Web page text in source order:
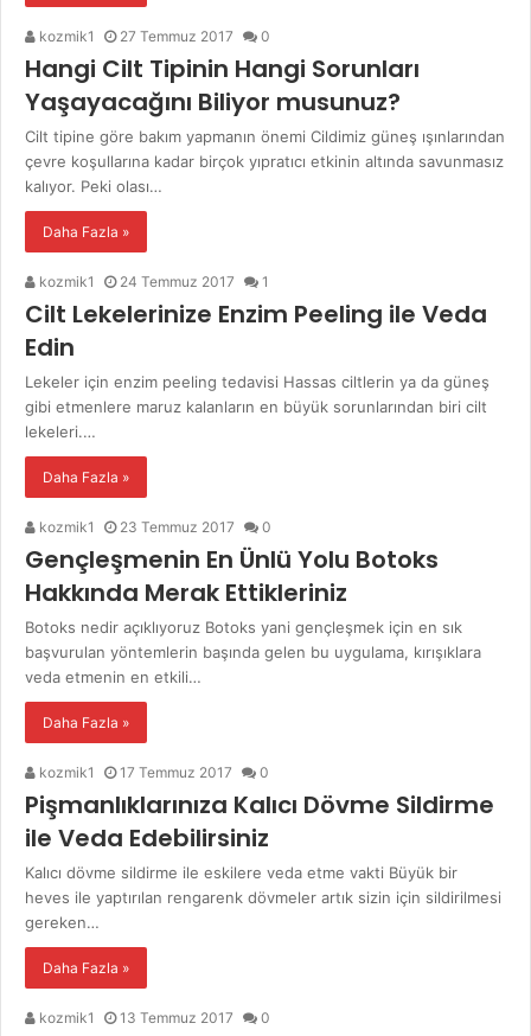
kozmik1 27 Temmuz 2017 0
Hangi Cilt Tipinin Hangi Sorunları
Yaşayacağını Biliyor musunuz?
Cilt tipine göre bakım yapmanın önemi Cildimiz güneş ışınlarından
çevre koşullarına kadar birçok yıpratıcı etkinin altında savunmasız
kalıyor. Peki olası…
Daha Fazla »
kozmik1 24 Temmuz 2017 1
Cilt Lekelerinize Enzim Peeling ile Veda
Edin
Lekeler için enzim peeling tedavisi Hassas ciltlerin ya da güneş
gibi etmenlere maruz kalanların en büyük sorunlarından biri cilt
lekeleri.…
Daha Fazla »
kozmik1 23 Temmuz 2017 0
Gençleşmenin En Ünlü Yolu Botoks
Hakkında Merak Ettikleriniz
Botoks nedir açıklıyoruz Botoks yani gençleşmek için en sık
başvurulan yöntemlerin başında gelen bu uygulama, kırışıklara
veda etmenin en etkili…
Daha Fazla »
kozmik1 17 Temmuz 2017 0
Pişmanlıklarınıza Kalıcı Dövme Sildirme
ile Veda Edebilirsiniz
Kalıcı dövme sildirme ile eskilere veda etme vakti Büyük bir
heves ile yaptırılan rengarenk dövmeler artık sizin için sildirilmesi
gereken…
Daha Fazla »
kozmik1 13 Temmuz 2017 0